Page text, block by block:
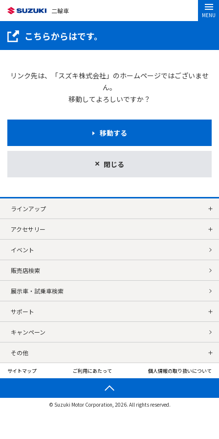
二輪車
MENU
こちらからはです。
リンク先は、「スズキ株式会社」のホームページではございませ
ん。
移動してよろしいですか？
閉じる
移動する
ラインアップ
アクセサリー
イベント
販売店検索
展示車・試乗車検索
サポート
キャンペーン
その他
サイトマップ ご利用にあたって 個人情報の取り扱いについて
© Suzuki Motor Corporation, 2026. All rights reserved.